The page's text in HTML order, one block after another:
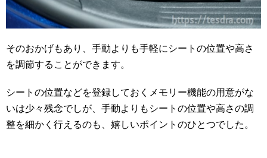
そのおかげもあり、手動よりも手軽にシートの位置や高さ
を調節することができます。
シートの位置などを登録しておくメモリー機能の用意がな
いは少々残念でしが、手動よりもシートの位置や高さの調
整を細かく行えるのも、嬉しいポイントのひとつでした。